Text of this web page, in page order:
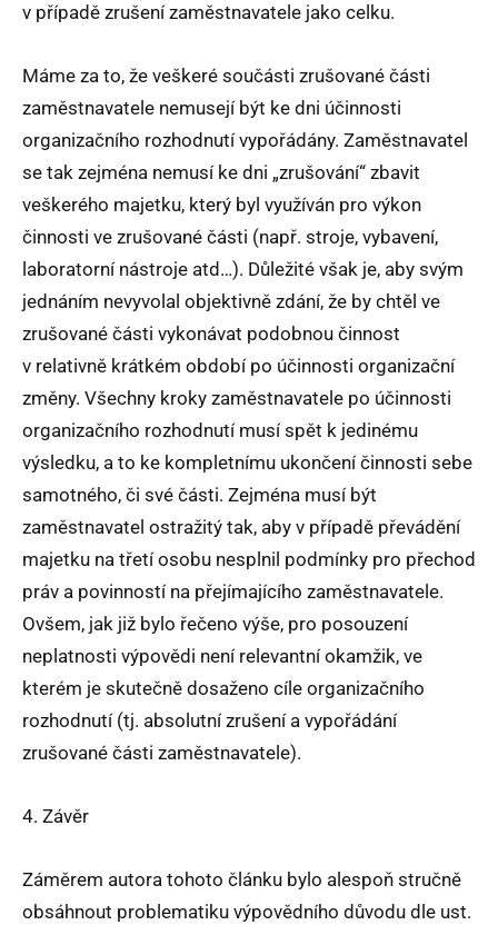
v případě zrušení zaměstnavatele jako celku.
Máme za to, že veškeré součásti zrušované části
zaměstnavatele nemusejí být ke dni účinnosti
organizačního rozhodnutí vypořádány. Zaměstnavatel
se tak zejména nemusí ke dni „zrušování“ zbavit
veškerého majetku, který byl využíván pro výkon
činnosti ve zrušované části (např. stroje, vybavení,
laboratorní nástroje atd…). Důležité však je, aby svým
jednáním nevyvolal objektivně zdání, že by chtěl ve
zrušované části vykonávat podobnou činnost
v relativně krátkém období po účinnosti organizační
změny. Všechny kroky zaměstnavatele po účinnosti
organizačního rozhodnutí musí spět k jedinému
výsledku, a to ke kompletnímu ukončení činnosti sebe
samotného, či své části. Zejména musí být
zaměstnavatel ostražitý tak, aby v případě převádění
majetku na třetí osobu nesplnil podmínky pro přechod
práv a povinností na přejímajícího zaměstnavatele.
Ovšem, jak již bylo řečeno výše, pro posouzení
neplatnosti výpovědi není relevantní okamžik, ve
kterém je skutečně dosaženo cíle organizačního
rozhodnutí (tj. absolutní zrušení a vypořádání
zrušované části zaměstnavatele).
4. Závěr
Záměrem autora tohoto článku bylo alespoň stručně
obsáhnout problematiku výpovědního důvodu dle ust.